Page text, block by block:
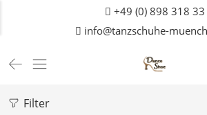
+49 (0) 898 318 33
info@tanzschuhe-
Filter